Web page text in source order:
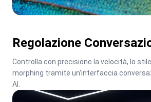
Regolazione
Controlla con precisione la velocità, lo
morphing tramite un'interfaccia
AI.